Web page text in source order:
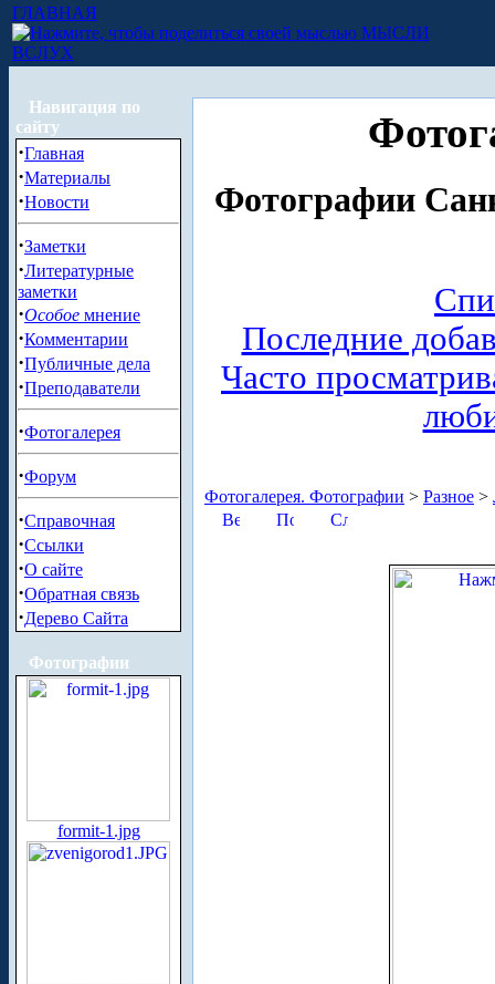
ГЛАВНАЯ
МЫСЛИ
ВСЛУХ
Навигация по
сайту
·Главная
·Материалы
·Новости
·Заметки
·Литературные
заметки
·Особое мнение
·Комментарии
·Публичные дела
·Преподаватели
·Фотогалерея
·Форум
·Справочная
·Ссылки
·О сайте
·Обратная связь
·Дерево Сайта
Фотографии
formit-1.jpg
Фотографии
Последние
Часто
Фотогалерея. Фотографии > Разное >